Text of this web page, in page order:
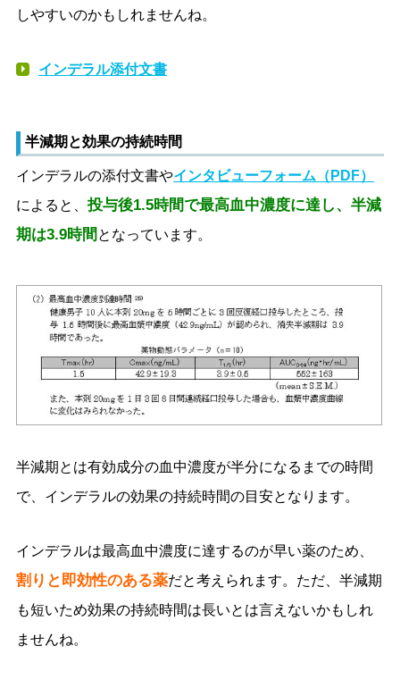
しやすいのかもしれませんね。
インデラル添付文書
半減期と効果の持続時間
インデラルの添付文書やインタビューフォーム（PDF）
によると、 投与後1.5時間で最高血中濃度に達し、半減
期は3.9時間 となっています。
半減期とは有効成分の血中濃度が半分になるまでの時間
で、インデラルの効果の持続時間の目安となります。
インデラルは最高血中濃度に達するのが早い薬のため、
割りと即効性のある薬だと考えられます。ただ、半減期
も短いため効果の持続時間は長いとは言えないかもしれ
ませんね。